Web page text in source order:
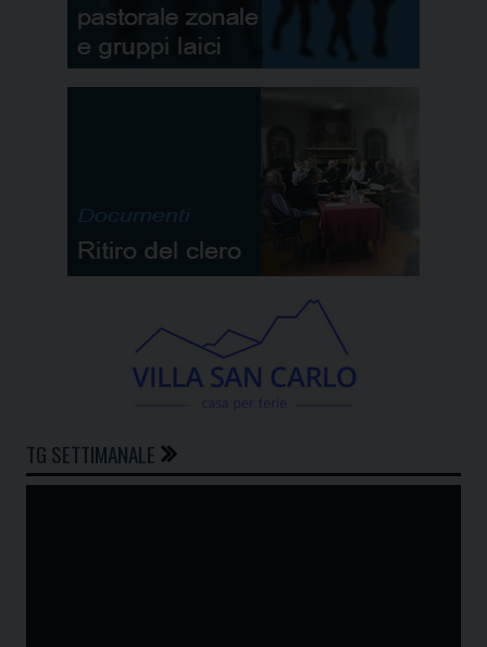
TG SETTIMANALE